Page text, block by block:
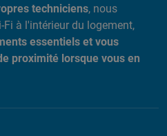
techniciens, nous
à l'intérieur du logement,
essentiels et vous
proximité lorsque vous en